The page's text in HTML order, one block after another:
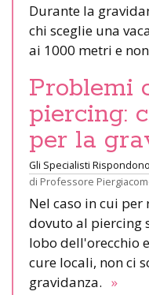
Durante la
chi sceglie una
ai 1000 metri e
Problemi
piercing:
per la
Gli Specialisti Rispondono
di Professore
Nel caso in cui
dovuto al piercing
lobo dell'orecchio
cure locali, non ci
gravidanza. »